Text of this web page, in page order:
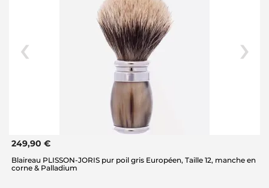
249,90 €
Blaireau PLISSON-JORIS pur poil gris Européen, Taille 12, manche en
corne & Palladium